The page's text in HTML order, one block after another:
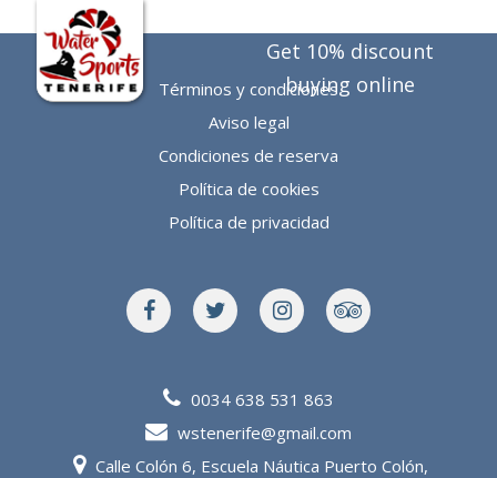
Get 10% discount
buying online
Términos y condiciones
Aviso legal
Condiciones de reserva
Política de cookies
Política de privacidad
0034 638 531 863
wstenerife@gmail.com
Calle Colón 6, Escuela Náutica Puerto Colón,